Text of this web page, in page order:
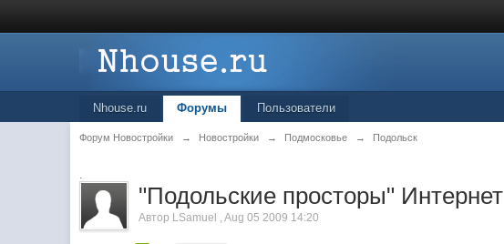
Nhouse.ru Форумы Пользователи
Форум Новостройки → Новостройки → Подмосковье → Подольск
.
"Подольские просторы" Интернет
Автор LSamuel ,Aug 05 2009 14:20